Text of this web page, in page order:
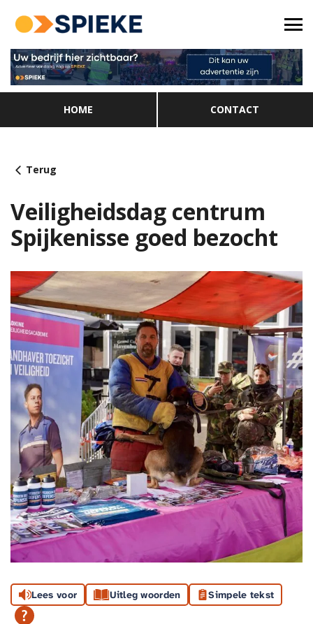
HOME CONTACT
Terug
Veiligheidsdag centrum
Spijkenisse goed bezocht
Lees voor Uitleg woorden Simpele tekst